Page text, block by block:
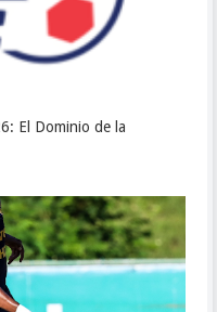
El Dominio de la